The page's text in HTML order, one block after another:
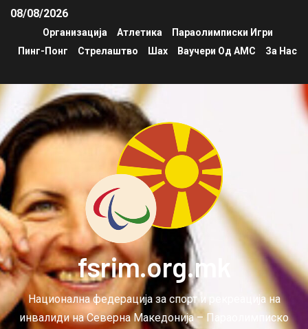
08/08/2026
Организација Атлетика
Параолимписки Игри
Пинг-Понг
Стрелаштво Шах Ваучери Од АМС За Нас
fsrim.org.mk
Национална федерација за спорт и рекреација на
инвалиди на Северна Македонија – Параолимписко